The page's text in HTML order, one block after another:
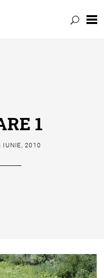
1
IUNIE, 2010